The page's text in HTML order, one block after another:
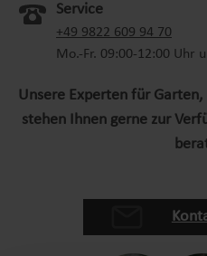
Darüber hinaus kann der
Welpenauslauf oder
was seine
in einen nährstoffreichen
besonders für Haushalte
Vorteil ist. Ein weiteres
demontiert und die
verstaut werden, bis sie
Service
+49 9822 609 94 70
Mo.-Fr. 09:00-12:00 Uhr
Unsere Experten für
stehen Ihnen gerne zur